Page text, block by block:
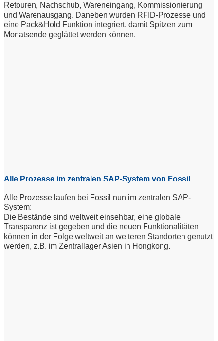
Retouren, Nachschub, Wareneingang, Kommissionierung
und Warenausgang. Daneben wurden RFID-Prozesse und
eine Pack&Hold Funktion integriert, damit Spitzen zum
Monatsende geglättet werden können.
Alle Prozesse im zentralen SAP-System von Fossil
Alle Prozesse laufen bei Fossil nun im zentralen SAP-
System:
Die Bestände sind weltweit einsehbar, eine globale
Transparenz ist gegeben und die neuen Funktionalitäten
können in der Folge weltweit an weiteren Standorten genutzt
werden, z.B. im Zentrallager Asien in Hongkong.